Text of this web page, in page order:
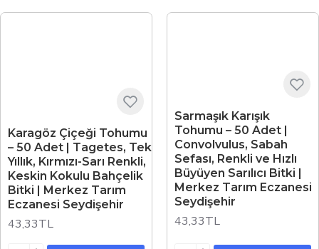
Karagöz Çiçeği Tohumu
– 50 Adet | Tagetes, Tek
Yıllık, Kırmızı-Sarı Renkli,
Keskin Kokulu Bahçelik
Bitki | Merkez Tarım
Eczanesi Seydişehir
43,33TL
Sarmaşık Karışık
Tohumu – 50 Adet |
Convolvulus, Sabah
Sefası, Renkli ve Hızlı
Büyüyen Sarılıcı Bitki |
Merkez Tarım Eczanesi
Seydişehir
43,33TL